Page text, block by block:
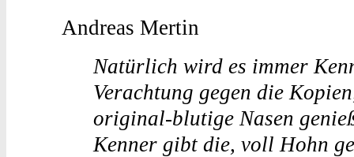
Andreas Mertin
Natürlich wird es immer
Verachtung gegen die
original-blutige Nasen
Kenner gibt die, voll Hohn